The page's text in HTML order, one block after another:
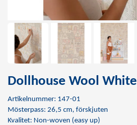
Dollhouse Wool White
Artikelnummer: 147-01
Mösterpass: 26,5 cm, förskjuten
Kvalitet: Non-woven (easy up)